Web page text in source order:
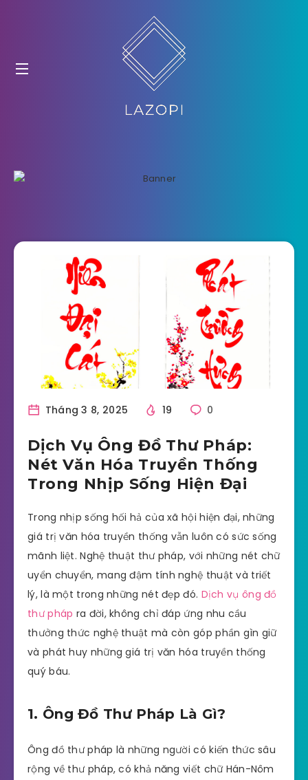
Tháng 3 8, 2025 19 0
Dịch Vụ Ông Đồ Thư Pháp:
Nét Văn Hóa Truyền Thống
Trong Nhịp Sống Hiện Đại
Trong nhịp sống hối hả của xã hội hiện đại, những
giá trị văn hóa truyền thống vẫn luôn có sức sống
mãnh liệt. Nghệ thuật thư pháp, với những nét chữ
uyển chuyển, mang đậm tính nghệ thuật và triết
lý, là một trong những nét đẹp đó. Dịch vụ ông đồ
thư pháp ra đời, không chỉ đáp ứng nhu cầu
thưởng thức nghệ thuật mà còn góp phần gìn giữ
và phát huy những giá trị văn hóa truyền thống
quý báu.
1. Ông Đồ Thư Pháp Là Gì?
Ông đồ thư pháp là những người có kiến thức sâu
rộng về thư pháp, có khả năng viết chữ Hán-Nôm